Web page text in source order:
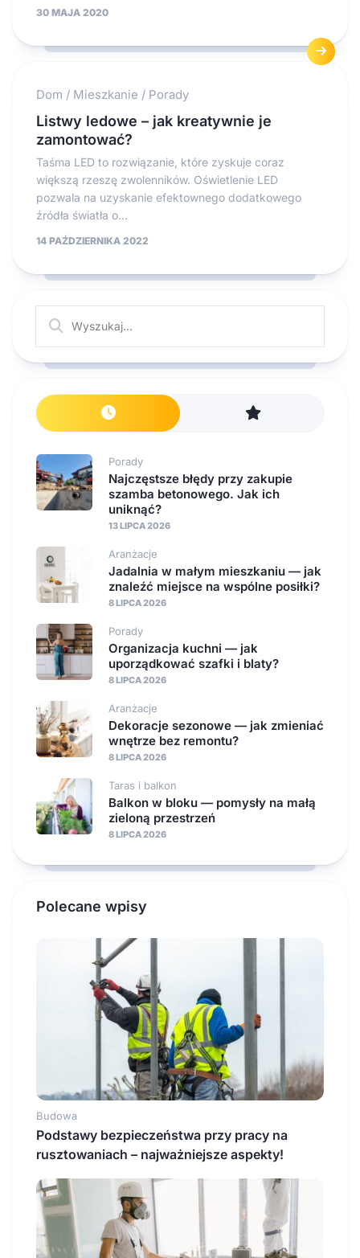
30 MAJA 2020
Dom / Mieszkanie / Porady
Listwy ledowe – jak kreatywnie je
zamontować?
Taśma LED to rozwiązanie, które zyskuje coraz
większą rzeszę zwolenników. Oświetlenie LED
pozwala na uzyskanie efektownego dodatkowego
źródła światła o...
14 PAŹDZIERNIKA 2022
Porady
Najczęstsze błędy przy zakupie
szamba betonowego. Jak ich
uniknąć?
13 LIPCA 2026
Aranżacje
Jadalnia w małym mieszkaniu — jak
znaleźć miejsce na wspólne posiłki?
8 LIPCA 2026
Porady
Organizacja kuchni — jak
uporządkować szafki i blaty?
8 LIPCA 2026
Aranżacje
Dekoracje sezonowe — jak zmieniać
wnętrze bez remontu?
8 LIPCA 2026
Taras i balkon
Balkon w bloku — pomysły na małą
zieloną przestrzeń
8 LIPCA 2026
Polecane wpisy
Budowa
Podstawy bezpieczeństwa przy pracy na
rusztowaniach – najważniejsze aspekty!